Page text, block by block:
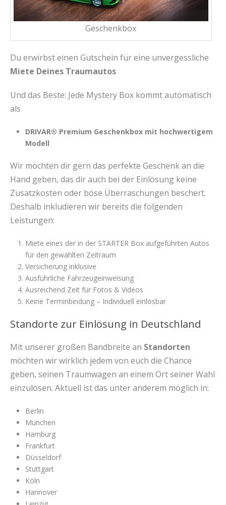
Geschenkbox
Du erwirbst einen Gutschein für eine unvergessliche
Miete Deines Traumautos
Und das Beste: Jede Mystery Box kommt automatisch
als
DRIVAR® Premium Geschenkbox mit hochwertigem
Modell
Wir möchten dir gern das perfekte Geschenk an die
Hand geben, das dir auch bei der Einlösung keine
Zusatzkosten oder böse Überraschungen beschert.
Deshalb inkludieren wir bereits die folgenden
Leistungen:
Miete eines der in der STARTER Box aufgeführten Autos
für den gewählten Zeitraum
Versicherung inklusive
Ausführliche Fahrzeugeinweisung
Ausreichend Zeit für Fotos & Videos
Keine Terminbindung – Individuell einlösbar
Standorte zur Einlösung in Deutschland
Mit unserer großen Bandbreite an Standorten
möchten wir wirklich jedem von euch die Chance
geben, seinen Traumwagen an einem Ort seiner Wahl
einzulösen. Aktuell ist das unter anderem möglich in:
Berlin
München
Hamburg
Frankfurt
Düsseldorf
Stuttgart
Köln
Hannover